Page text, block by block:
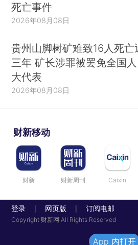
死亡事件
2026年08月08日
贵州山脚树矿难致16人死亡
三年 矿长涉罪被罢免全国人
大代表
2026年08月08日
财新移动
财新 财新周刊 Caixin
登录 网页版 订阅电邮
Copyright 财新网 All Rights Reserved
App 内打开